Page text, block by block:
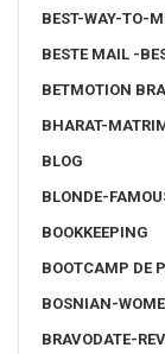
BEST-WAY-TO-
BESTE MAIL -
BETMOTION
BHARAT-
BLOG
BLONDE-
BOOKKEEPING
BOOTCAMP DE
BOSNIAN-
BRAVODATE-